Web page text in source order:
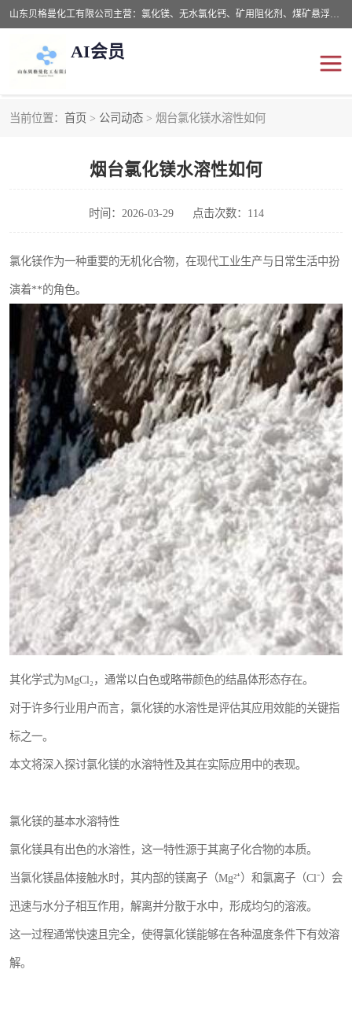
山东贝格曼化工有限公司主营：氯化镁、无水氯化钙、矿用阻化剂、煤矿悬浮剂、道路抑尘剂、氢氧化镁，防灭火剂等，公司位于山东省潍坊市滨海经济开发区,是专业从事对各种精细化工集研究、开发、制造于一体的现代化大型跨境化工企业，公司本着诚信经营、给每一位客户提供专业服务。
AI会员
当前位置： 首页 > 公司动态 > 烟台氯化镁水溶性如何
烟台氯化镁水溶性如何
时间：2026-03-29 点击次数：114
氯化镁作为一种重要的无机化合物，在现代工业生产与日常生活中扮
演着**的角色。
其化学式为MgCl₂，通常以白色或略带颜色的结晶体形态存在。
对于许多行业用户而言，氯化镁的水溶性是评估其应用效能的关键指
标之一。
本文将深入探讨氯化镁的水溶特性及其在实际应用中的表现。
氯化镁的基本水溶特性
氯化镁具有出色的水溶性，这一特性源于其离子化合物的本质。
当氯化镁晶体接触水时，其内部的镁离子（Mg²⁺）和氯离子（Cl⁻）会
迅速与水分子相互作用，解离并分散于水中，形成均匀的溶液。
这一过程通常快速且完全，使得氯化镁能够在各种温度条件下有效溶
解。
氯化钙
抑尘剂
氢氧化镁